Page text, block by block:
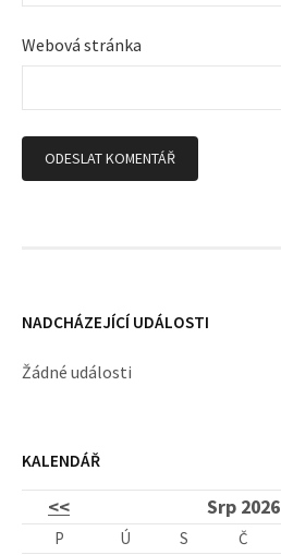
p
ě
v
k
Webová stránka
NADCHÁZEJÍCÍ UDÁLOSTI
Žádné události
KALENDÁŘ
<< Srp 2026
P Ú S Č